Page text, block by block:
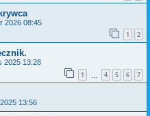
2026 08:45
1 2
2025 13:28
1 4 5 6 7
13:56